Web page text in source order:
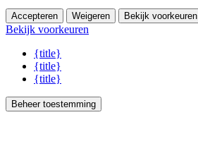
Accepteren Weigeren Bekijk voorkeuren
Bekijk voorkeuren
{title}
{title}
{title}
Beheer toestemming